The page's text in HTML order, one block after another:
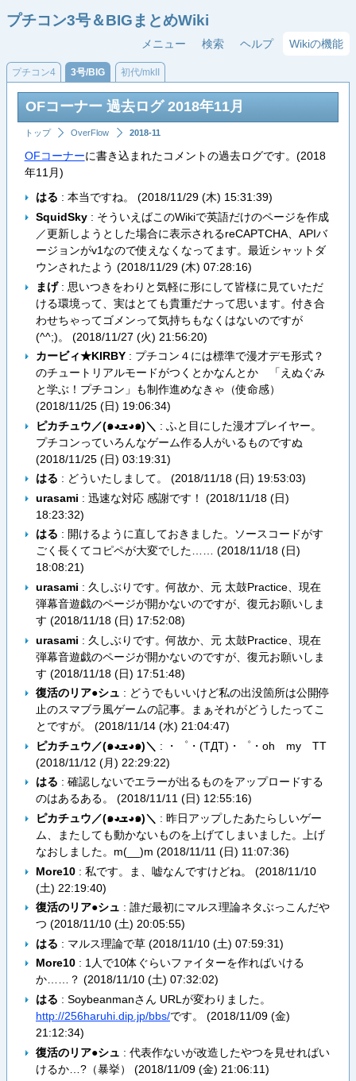
プチコン3号＆BIGまとめWiki
メニュー 検索 ヘルプ Wikiの機能
プチコン4 3号/BIG 初代/mkII
OFコーナー 過去ログ 2018年11月
トップ OverFlow 2018-11
OFコーナーに書き込まれたコメントの過去ログです。(2018
年11月)
はる : 本当ですね。 (2018/11/29 (木) 15:31:39)
SquidSky: そういえばこのWikiで英語だけのページを作成
／更新しようとした場合に表示されるreCAPTCHA、APIバ
ージョンがv1なので使えなくなってます。最近シャットダ
ウンされたよう (2018/11/29 (木) 07:28:16)
まげ: 思いつきをわりと気軽に形にして皆様に見ていただ
ける環境って、実はとても貴重だナって思います。付き合
わせちゃってゴメンって気持ちもなくはないのですが
(^^;)。 (2018/11/27 (火) 21:56:20)
カービィ★KIRBY: プチコン４には標準で漫才デモ形式？
のチュートリアルモードがつくとかなんとか 「えぬぐみ
と学ぶ！プチコン」も制作進めなきゃ（使命感）
(2018/11/25 (日) 19:06:34)
ピカチュウ／(๑◕ܫ◕๑)＼ : ふと目にした漫才プレイヤー。
プチコンっていろんなゲーム作る人がいるものですぬ
(2018/11/25 (日) 03:19:31)
はる : どういたしまして。 (2018/11/18 (日) 19:53:03)
urasami : 迅速な対応 感謝です！ (2018/11/18 (日)
18:23:32)
はる : 開けるように直しておきました。ソースコードがす
ごく長くてコピペが大変でした…… (2018/11/18 (日)
18:08:21)
urasami : 久しぶりです。何故か、元 太鼓Practice、現在
弾幕音遊戯のページが開かないのですが、復元お願いしま
す (2018/11/18 (日) 17:52:08)
urasami : 久しぶりです。何故か、元 太鼓Practice、現在
弾幕音遊戯のページが開かないのですが、復元お願いしま
す (2018/11/18 (日) 17:51:48)
復活のリア●シュ : どうでもいいけど私の出没箇所は公開停
止のスマブラ風ゲームの記事。まぁそれがどうしたってこ
とですが。 (2018/11/14 (水) 21:04:47)
ピカチュウ／(๑◕ܫ◕๑)＼ : ・゜・(TДT)・゜・oh my TT
(2018/11/12 (月) 22:29:22)
はる : 確認しないでエラーが出るものをアップロードする
のはあるある。 (2018/11/11 (日) 12:55:16)
ピカチュウ／(๑◕ܫ◕๑)＼ : 昨日アップしたあたらしいゲー
ム、またしても動かないものを上げてしまいました。上げ
なおしました。m(__)m (2018/11/11 (日) 11:07:36)
More10: 私です。ま、嘘なんですけどね。 (2018/11/10
(土) 22:19:40)
復活のリア●シュ : 誰だ最初にマルス理論ネタぶっこんだや
つ (2018/11/10 (土) 20:05:55)
はる : マルス理論で草 (2018/11/10 (土) 07:59:31)
More10: 1人で10体ぐらいファイターを作ればいける
か……？ (2018/11/10 (土) 07:32:02)
はる : Soybeanmanさん URLが変わりました。
http://256haruhi.dip.jp/bbs/です。 (2018/11/09 (金)
21:12:34)
復活のリア●シュ : 代表作ないが改造したやつを見せればい
けるか…?（暴挙） (2018/11/09 (金) 21:06:11)